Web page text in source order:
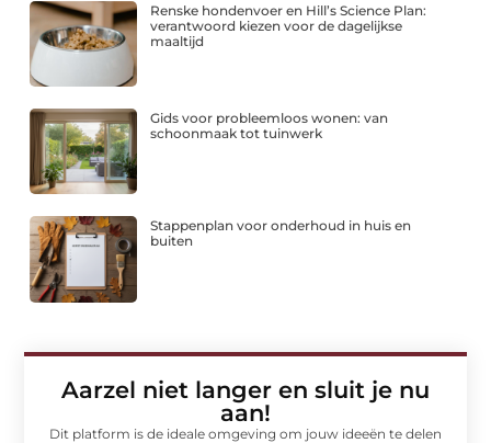
Renske hondenvoer en Hill’s Science Plan:
verantwoord kiezen voor de dagelijkse
maaltijd
Gids voor probleemloos wonen: van
schoonmaak tot tuinwerk
Stappenplan voor onderhoud in huis en
buiten
Aarzel niet langer en sluit je nu
aan!
Dit platform is de ideale omgeving om jouw ideeën te delen